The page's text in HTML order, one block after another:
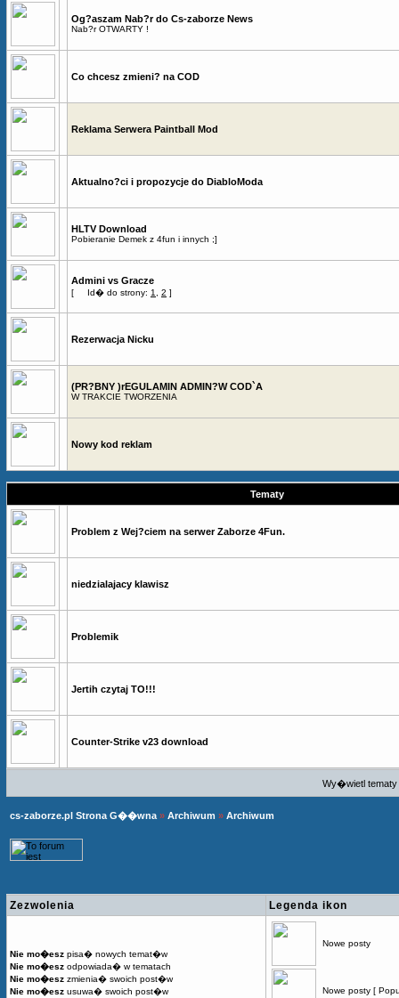
Og?aszam Nab?r do Cs-zaborze News
Nab?r OTWARTY !
Co chcesz zmieni? na COD
Reklama Serwera Paintball Mod
Aktualno?ci i propozycje do DiabloModa
HLTV Download
Pobieranie Demek z 4fun i innych ;]
Admini vs Gracze
[ Id� do strony: 1 2 ]
Rezerwacja Nicku
(PR?BNY )rEGULAMIN ADMIN?W COD`A
W TRAKCIE TWORZENIA
Nowy kod reklam
Tematy
Problem z Wej?ciem na serwer Zaborze 4Fun.
niedzialajacy klawisz
Problemik
Jertih czytaj TO!!!
Counter-Strike v23 download
Wy�wietl
cs-zaborze.pl Strona G��wna » Archiwum » Archiwum
Zezwolenia Legenda ikon
Nie mo�esz pisa� nowych temat�w
Nie mo�esz odpowiada� w tematach
Nie mo�esz zmienia� swoich post�w
Nie mo�esz usuwa� swoich post�w
Nowe posty
Nowe posty [